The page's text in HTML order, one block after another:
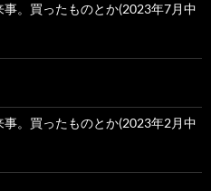
事。買ったものとか(2023年7月中
事。買ったものとか(2023年2月中